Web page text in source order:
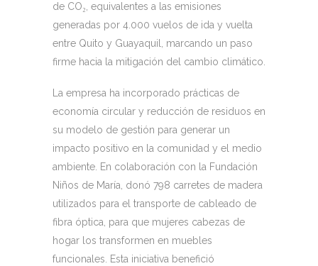
de CO₂, equivalentes a las emisiones
generadas por 4.000 vuelos de ida y vuelta
entre Quito y Guayaquil, marcando un paso
firme hacia la mitigación del cambio climático.
La empresa ha incorporado prácticas de
economía circular y reducción de residuos en
su modelo de gestión para generar un
impacto positivo en la comunidad y el medio
ambiente. En colaboración con la Fundación
Niños de María, donó 798 carretes de madera
utilizados para el transporte de cableado de
fibra óptica, para que mujeres cabezas de
hogar los transformen en muebles
funcionales. Esta iniciativa benefició